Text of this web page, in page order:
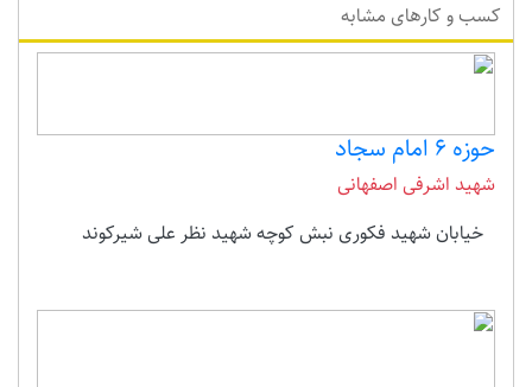
کسب و کارهای مشابه
حوزه 6 امام سجاد
شهید اشرفی اصفهانی
خیابان شهید فکوری نبش کوچه شهید نظر علی شیرکوند